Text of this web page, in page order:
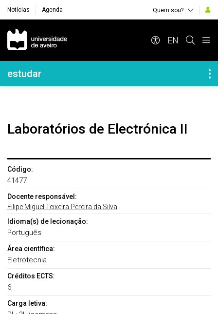
Notícias Agenda Quem sou?
Navegação Principal
EN
Navegação Lateral
estudar
Laboratórios de Electrónica II
Código:
41477
Docente responsável:
Filipe Miguel Teixeira Pereira da Silva
Idioma(s) de lecionação:
Português
Área científica:
Eletrotecnia
Créditos ECTS:
6
Carga letiva: